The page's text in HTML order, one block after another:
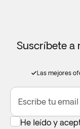
Suscríbete a
Las mejores
Escribe tu email
He leído y